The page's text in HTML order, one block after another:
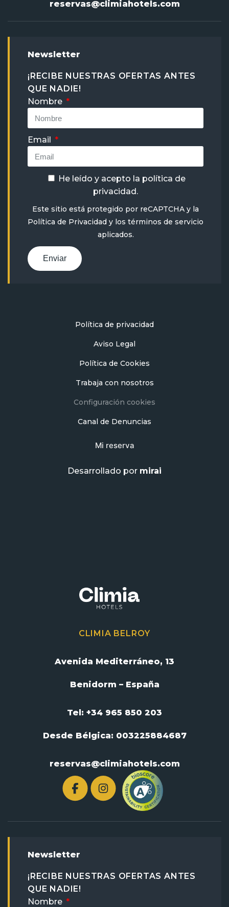
reservas@climiahotels.com
Newsletter
¡RECIBE NUESTRAS OFERTAS ANTES
QUE NADIE!
Nombre
Email
He leído y acepto la política de
privacidad .
Este sitio está protegido por reCAPTCHA y la
Política de Privacidad y los términos de servicio
aplicados.
Enviar
Política de privacidad
Aviso Legal
Política de Cookies
Trabaja con nosotros
Configuración cookies
Canal de Denuncias
Mi reserva
Desarrollado por mirai
CLIMIA BELROY
Avenida Mediterráneo, 13
Benidorm – España
Tel: +34 965 850 203
Desde Bélgica: 003225884687
reservas@climiahotels.com
Newsletter
¡RECIBE NUESTRAS OFERTAS ANTES
QUE NADIE!
Nombre